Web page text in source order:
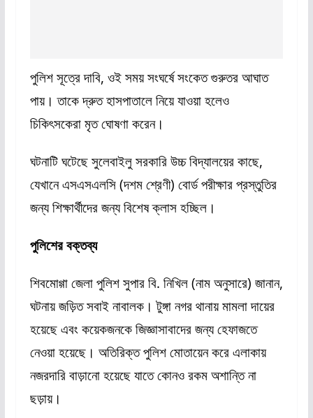
পুলিশ সূত্রে দাবি, ওই সময় সংঘর্ষে সংকেত গুরুতর আঘাত
পায়। তাকে দ্রুত হাসপাতালে নিয়ে যাওয়া হলেও
চিকিৎসকেরা মৃত ঘোষণা করেন।
ঘটনাটি ঘটেছে সুলেবাইলু সরকারি উচ্চ বিদ্যালয়ের কাছে,
যেখানে এসএসএলসি (দশম শ্রেণী) বোর্ড পরীক্ষার প্রস্তুতির
জন্য শিক্ষার্থীদের জন্য বিশেষ ক্লাস হচ্ছিল।
পুলিশের বক্তব্য
শিবমোগ্গা জেলা পুলিশ সুপার বি. নিখিল (নাম অনুসারে) জানান,
ঘটনায় জড়িত সবাই নাবালক। টুঙ্গা নগর থানায় মামলা দায়ের
হয়েছে এবং কয়েকজনকে জিজ্ঞাসাবাদের জন্য হেফাজতে
নেওয়া হয়েছে। অতিরিক্ত পুলিশ মোতায়েন করে এলাকায়
নজরদারি বাড়ানো হয়েছে যাতে কোনও রকম অশান্তি না
ছড়ায়।